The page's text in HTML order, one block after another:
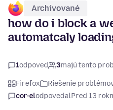
Archivované
how do i block a
automatcaly
1odpoveď 3majú tento
Firefox Riešenie
cor-elodpovedalPred 13